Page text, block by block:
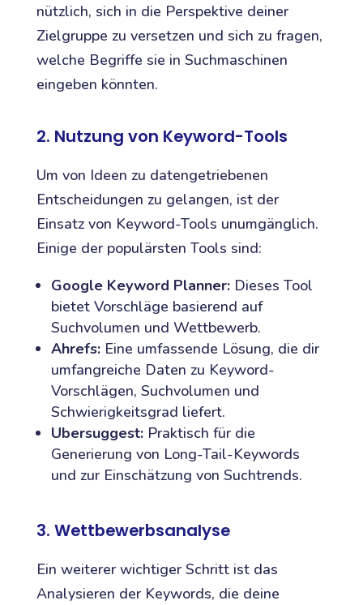
nützlich, sich in die Perspektive deiner
Zielgruppe zu versetzen und sich zu fragen,
welche Begriffe sie in Suchmaschinen
eingeben könnten.
2. Nutzung von Keyword-Tools
Um von Ideen zu datengetriebenen
Entscheidungen zu gelangen, ist der
Einsatz von Keyword-Tools unumgänglich.
Einige der populärsten Tools sind:
Google Keyword Planner:Dieses Tool
bietet Vorschläge basierend auf
Suchvolumen und Wettbewerb.
Ahrefs:Eine umfassende Lösung, die dir
umfangreiche Daten zu Keyword-
Vorschlägen, Suchvolumen und
Schwierigkeitsgrad liefert.
Ubersuggest:Praktisch für die
Generierung von Long-Tail-Keywords
und zur Einschätzung von Suchtrends.
3. Wettbewerbsanalyse
Ein weiterer wichtiger Schritt ist das
Analysieren der Keywords, die deine